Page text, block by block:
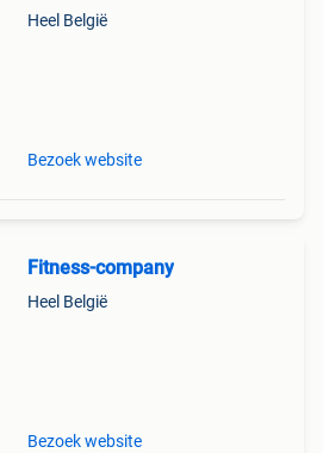
Heel België
Bezoek website
Fitness-company
Heel België
Bezoek website